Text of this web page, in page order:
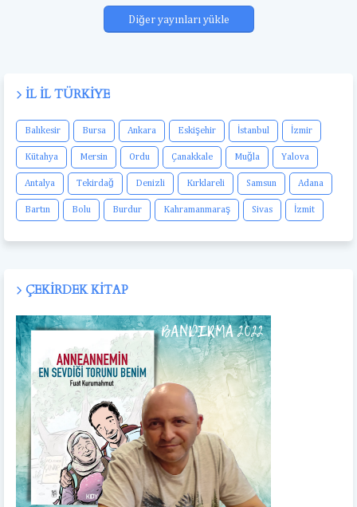
Diğer yayınları yükle
İL İL TÜRKIYE
Balıkesir Bursa Ankara Eskişehir İstanbul İzmir
Kütahya Mersin Ordu Çanakkale Muğla Yalova
Antalya Tekirdağ Denizli Kırklareli Samsun Adana
Bartın Bolu Burdur Kahramanmaraş Sivas İzmit
ÇEKIRDEK KITAP